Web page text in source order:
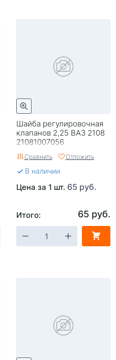
Шайба регулировочная
клапанов 2,25 ВАЗ 2108
21081007056
Сравнить Отложить
В наличии
Цена за 1 шт. 65 руб.
Итого: 65 руб.